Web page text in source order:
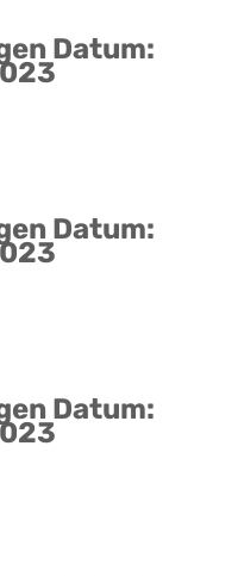
Datum:
Datum:
Datum: